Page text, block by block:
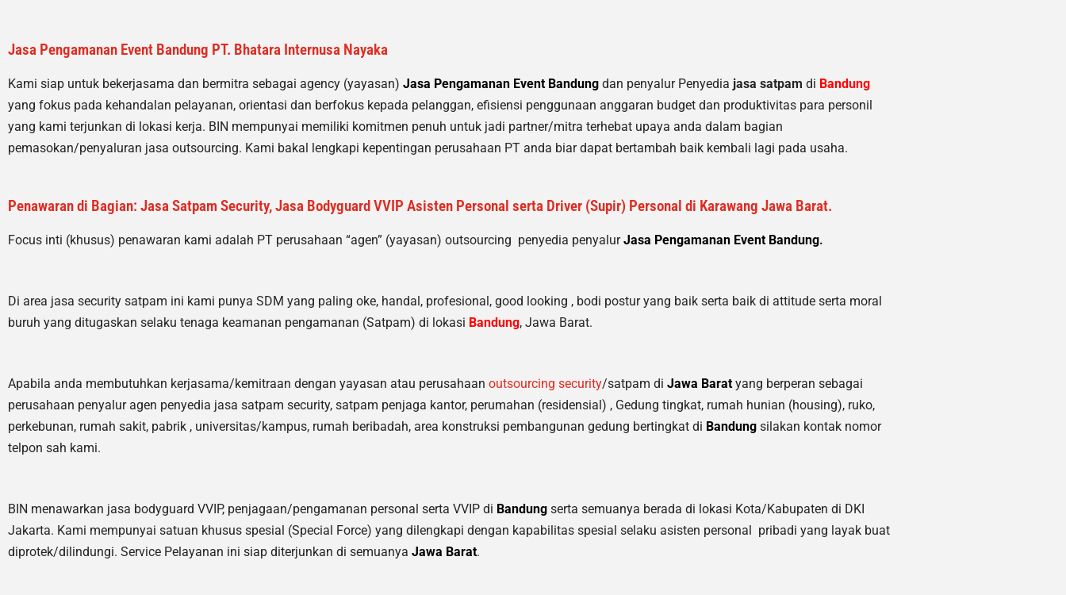
Jasa Pengamanan Event Bandung PT. Bhatara Internusa Nayaka
Kami siap untuk bekerjasama dan bermitra sebagai agency (yayasan) Jasa Pengamanan Event Bandung dan penyalur Penyedia jasa satpam di Bandung
yang fokus pada kehandalan pelayanan, orientasi dan berfokus kepada pelanggan, efisiensi penggunaan anggaran budget dan produktivitas para personil
yang kami terjunkan di lokasi kerja. BIN mempunyai memiliki komitmen penuh untuk jadi partner/mitra terhebat upaya anda dalam bagian
pemasokan/penyaluran jasa outsourcing. Kami bakal lengkapi kepentingan perusahaan PT anda biar dapat bertambah baik kembali lagi pada usaha.
Penawaran di Bagian: Jasa Satpam Security, Jasa Bodyguard VVIP Asisten Personal serta Driver (Supir) Personal di Karawang Jawa Barat.
Focus inti (khusus) penawaran kami adalah PT perusahaan “agen” (yayasan) outsourcing penyedia penyalur Jasa Pengamanan Event Bandung.
Di area jasa security satpam ini kami punya SDM yang paling oke, handal, profesional, good looking , bodi postur yang baik serta baik di attitude serta moral
buruh yang ditugaskan selaku tenaga keamanan pengamanan (Satpam) di lokasi Bandung, Jawa Barat.
Apabila anda membutuhkan kerjasama/kemitraan dengan yayasan atau perusahaan outsourcing security/satpam di Jawa Barat yang berperan sebagai
perusahaan penyalur agen penyedia jasa satpam security, satpam penjaga kantor, perumahan (residensial) , Gedung tingkat, rumah hunian (housing), ruko,
perkebunan, rumah sakit, pabrik , universitas/kampus, rumah beribadah, area konstruksi pembangunan gedung bertingkat di Bandung silakan kontak nomor
telpon sah kami.
BIN menawarkan jasa bodyguard VVIP, penjagaan/pengamanan personal serta VVIP di Bandung serta semuanya berada di lokasi Kota/Kabupaten di DKI
Jakarta. Kami mempunyai satuan khusus spesial (Special Force) yang dilengkapi dengan kapabilitas spesial selaku asisten personal pribadi yang layak buat
diprotek/dilindungi. Service Pelayanan ini siap diterjunkan di semuanya Jawa Barat.